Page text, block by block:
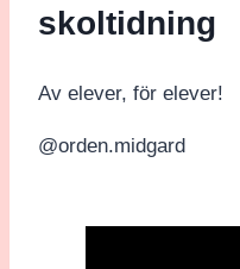
skoltidning
Av elever, för elever!
@orden.midgard